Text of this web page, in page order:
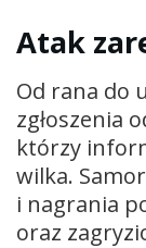
Atak
Od rana do
zgłoszenia
którzy
wilka.
i nagrania
oraz